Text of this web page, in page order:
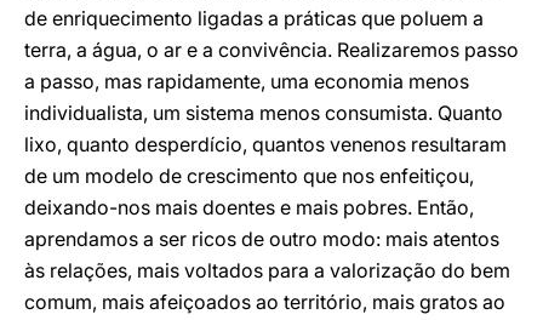
de enriquecimento ligadas a práticas que poluem a
terra, a água, o ar e a convivência. Realizaremos passo
a passo, mas rapidamente, uma economia menos
individualista, um sistema menos consumista. Quanto
lixo, quanto desperdício, quantos venenos resultaram
de um modelo de crescimento que nos enfeitiçou,
deixando-nos mais doentes e mais pobres. Então,
aprendamos a ser ricos de outro modo: mais atentos
às relações, mais voltados para a valorização do bem
comum, mais afeiçoados ao território, mais gratos ao